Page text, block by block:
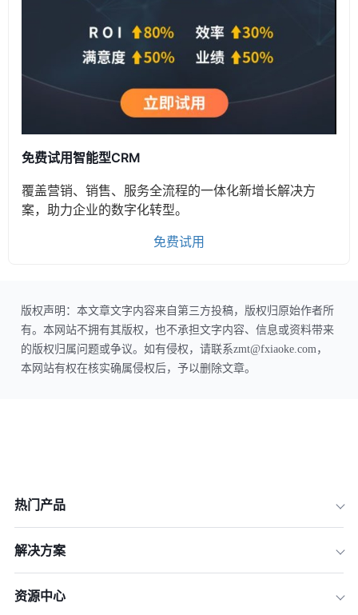
免费试用智能型CRM
覆盖营销、销售、服务全流程的一体化新增长解决方
案，助力企业的数字化转型。
免费试用
版权声明：本文章文字内容来自第三方投稿，版权归原始作者所
有。本网站不拥有其版权，也不承担文字内容、信息或资料带来
的版权归属问题或争议。如有侵权，请联系zmt@fxiaoke.com，
本网站有权在核实确属侵权后，予以删除文章。
热门产品
解决方案
资源中心